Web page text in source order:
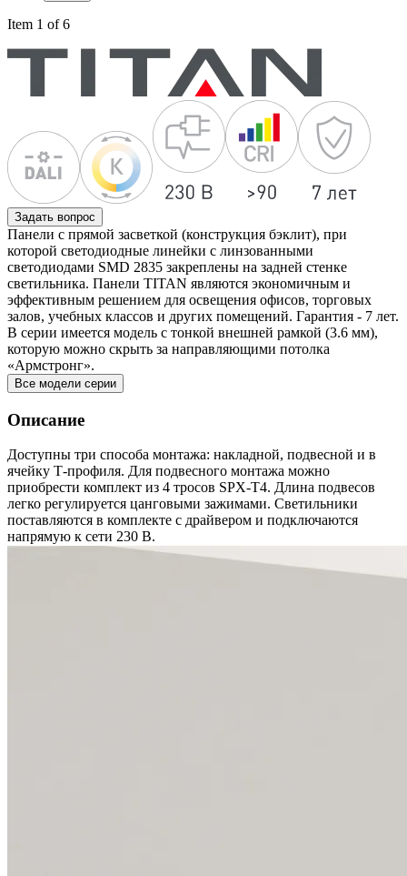
Item 1 of 6
Задать вопрос
Панели с прямой засветкой (конструкция бэклит), при
которой светодиодные линейки с линзованными
светодиодами SMD 2835 закреплены на задней стенке
светильника. Панели TITAN являются экономичным и
эффективным решением для освещения офисов, торговых
залов, учебных классов и других помещений. Гарантия - 7 лет.
В серии имеется модель с тонкой внешней рамкой (3.6 мм),
которую можно скрыть за направляющими потолка
«Армстронг».
Все модели серии
Описание
Доступны три способа монтажа: накладной, подвесной и в
ячейку Т-профиля. Для подвесного монтажа можно
приобрести комплект из 4 тросов SPX-T4. Длина подвесов
легко регулируется цанговыми зажимами. Светильники
поставляются в комплекте с драйвером и подключаются
напрямую к сети 230 В.